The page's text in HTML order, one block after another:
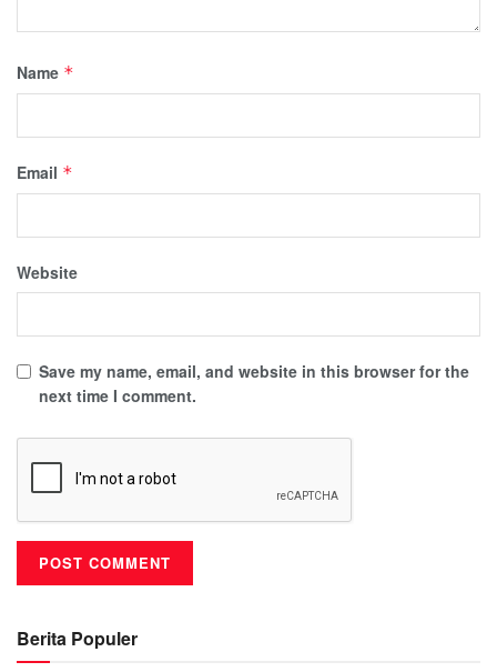
Name *
Email *
Website
Save my name, email, and website in this browser for the
next time I comment.
Berita Populer